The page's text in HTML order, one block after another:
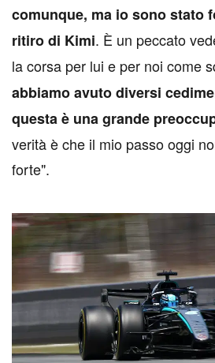
comunque, ma io sono stato
ritiro di Kimi. È un peccato
la corsa per lui e per noi come
abbiamo avuto diversi
questa è una grande
verità è che il mio passo oggi
forte".